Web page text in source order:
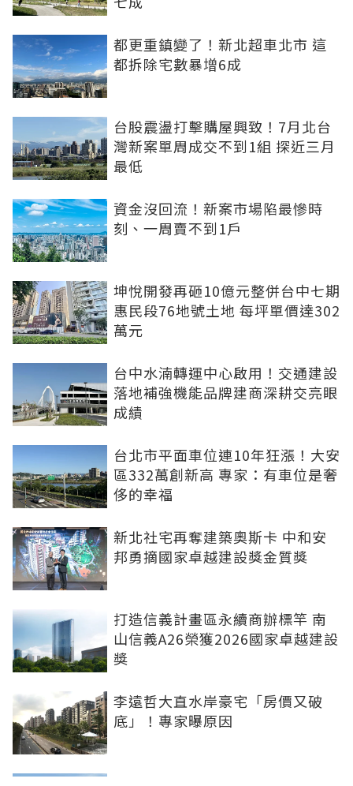
都更重鎮變了！新北超車北市 這
都拆除宅數暴增6成
台股震盪打擊購屋興致！7月北台
灣新案單周成交不到1組 探近三月
最低
資金沒回流！新案市場陷最慘時
刻、一周賣不到1戶
坤悅開發再砸10億元整併台中七期
惠民段76地號土地 每坪單價達302
萬元
台中水湳轉運中心啟用！交通建設
落地補強機能品牌建商深耕交亮眼
成績
台北市平面車位連10年狂漲！大安
區332萬創新高 專家：有車位是奢
侈的幸福
新北社宅再奪建築奧斯卡 中和安
邦勇摘國家卓越建設獎金質獎
打造信義計畫區永續商辦標竿 南
山信義A26榮獲2026國家卓越建設
獎
李遠哲大直水岸豪宅「房價又破
底」！專家曝原因